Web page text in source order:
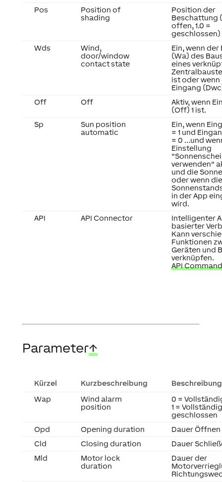
Pos
Position of
shading
Position der
Beschattung
offen, 1.0 =
geschlossen)
Wds
Wind,
door/window
contact state
Ein, wenn der
(Wa) des
eines
ist oder wenn
Eingang
Off
Off
Aktiv, wenn
(Off) 1 ist.
Sp
Sun position
automatic
Ein, wenn
= 1 und
= 0 ...und
Einstellung
verwenden"
und die
oder wenn die
in der App
wird.
API
API Connector
Intelligenter
basierter
Kann
Funktionen
Geräten und
verknüpfen.
API
Parameter↑
Kürzel Kurzbeschreibung
Beschreibung
Wap
Wind alarm
position
0 =
1 = Vollständig
geschlossen
Opd
Opening duration
Dauer Öffnen
Cld
Closing duration
Dauer
Mld
Motor lock
duration
Dauer der